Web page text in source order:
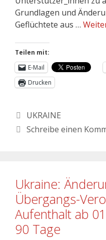
Grundlagen und
Geflüchtete aus …
Teilen mit:
E-Mail
Drucken
UKRAINE
Schreibe einen
Ukraine:
Übergangs-
Aufenthalt ab
90 Tage